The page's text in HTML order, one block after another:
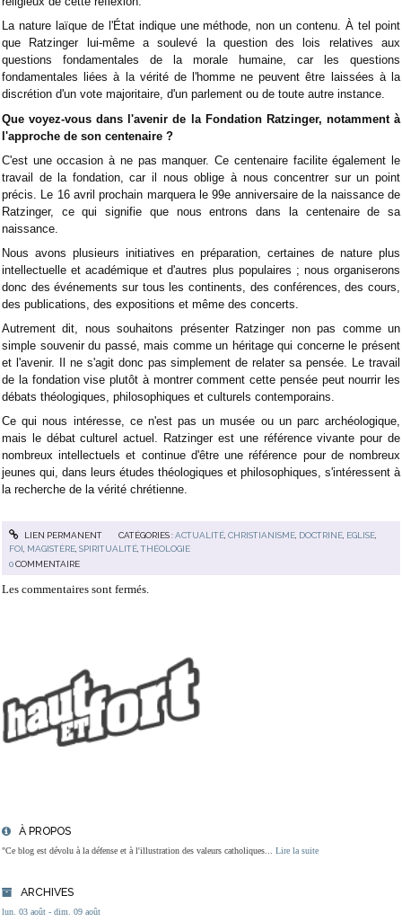
À PROPOS
"Ce blog est dévolu à la défense et à l'illustration des valeurs catholiques... Lire la suite
ARCHIVES
lun. 03 août - dim. 09 août
La nature laïque de l'État indique une méthode, non un contenu. À tel point
que Ratzinger lui-même a soulevé la question des lois relatives aux
questions fondamentales de la morale humaine, car les questions
fondamentales liées à la vérité de l'homme ne peuvent être laissées à la
discrétion d'un vote majoritaire, d'un parlement ou de toute autre instance.
Que voyez-vous dans l'avenir de la Fondation Ratzinger, notamment à
l'approche de son centenaire ?
C'est une occasion à ne pas manquer. Ce centenaire facilite également le
travail de la fondation, car il nous oblige à nous concentrer sur un point
précis. Le 16 avril prochain marquera le 99e anniversaire de la naissance de
Ratzinger, ce qui signifie que nous entrons dans la centenaire de sa
naissance.
Nous avons plusieurs initiatives en préparation, certaines de nature plus
intellectuelle et académique et d'autres plus populaires ; nous organiserons
donc des événements sur tous les continents, des conférences, des cours,
des publications, des expositions et même des concerts.
Autrement dit, nous souhaitons présenter Ratzinger non pas comme un
simple souvenir du passé, mais comme un héritage qui concerne le présent
et l'avenir. Il ne s'agit donc pas simplement de relater sa pensée. Le travail
de la fondation vise plutôt à montrer comment cette pensée peut nourrir les
débats théologiques, philosophiques et culturels contemporains.
Ce qui nous intéresse, ce n'est pas un musée ou un parc archéologique,
mais le débat culturel actuel. Ratzinger est une référence vivante pour de
nombreux intellectuels et continue d'être une référence pour de nombreux
jeunes qui, dans leurs études théologiques et philosophiques, s'intéressent à
la recherche de la vérité chrétienne.
LIEN PERMANENT CATÉGORIES :ACTUALITÉ, CHRISTIANISME, DOCTRINE, EGLISE,
FOI MAGISTÈRE ,SPIRITUALITÉ ,THÉOLOGIE
0COMMENTAIRE
Les commentaires sont fermés.